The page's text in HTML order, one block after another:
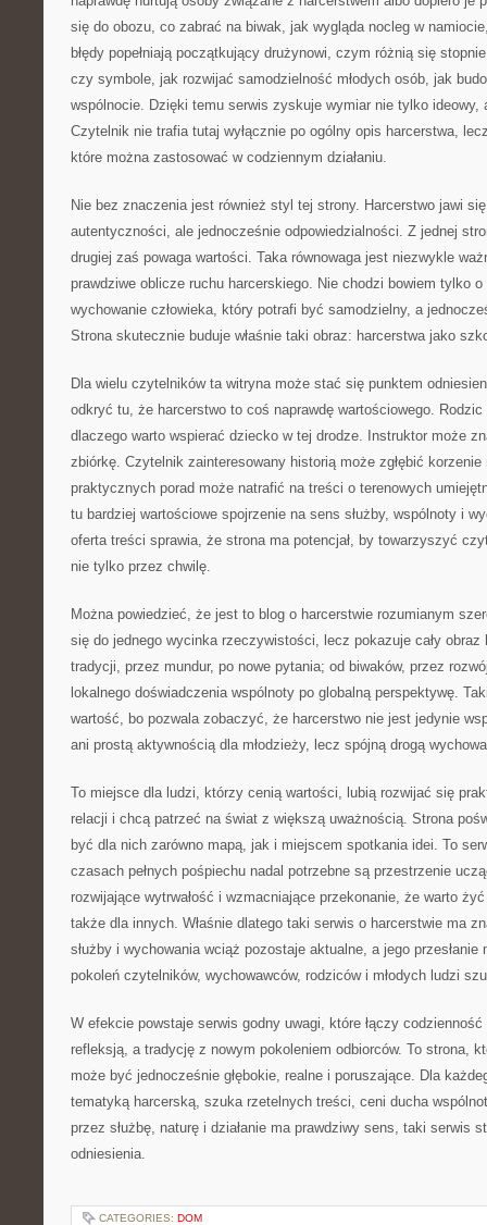
się do obozu, co zabrać na biwak, jak wygląda nocleg w
błędy popełniają początkujący drużynowi, czym różnią się
czy symbole, jak rozwijać samodzielność młodych osób, jak
wspólnocie. Dzięki temu serwis zyskuje wymiar nie tylko ideowy,
Czytelnik nie trafia tutaj wyłącznie po ogólny opis harcerstwa,
które można zastosować w codziennym działaniu.
Nie bez znaczenia jest również styl tej strony. Harcerstwo jawi
autentyczności, ale jednocześnie odpowiedzialności. Z jednej
drugiej zaś powaga wartości. Taka równowaga jest niezwykle
prawdziwe oblicze ruchu harcerskiego. Nie chodzi bowiem tylko
wychowanie człowieka, który potrafi być samodzielny, a
Strona skutecznie buduje właśnie taki obraz: harcerstwa jako
Dla wielu czytelników ta witryna może stać się punktem
odkryć tu, że harcerstwo to coś naprawdę wartościowego.
dlaczego warto wspierać dziecko w tej drodze. Instruktor może
zbiórkę. Czytelnik zainteresowany historią może zgłębić
praktycznych porad może natrafić na treści o terenowych
tu bardziej wartościowe spojrzenie na sens służby, wspólnoty i
oferta treści sprawia, że strona ma potencjał, by towarzyszyć
nie tylko przez chwilę.
Można powiedzieć, że jest to blog o harcerstwie rozumianym
się do jednego wycinka rzeczywistości, lecz pokazuje cały
tradycji, przez mundur, po nowe pytania; od biwaków, przez
lokalnego doświadczenia wspólnoty po globalną perspektywę.
wartość, bo pozwala zobaczyć, że harcerstwo nie jest jedynie
ani prostą aktywnością dla młodzieży, lecz spójną drogą
To miejsce dla ludzi, którzy cenią wartości, lubią rozwijać się
relacji i chcą patrzeć na świat z większą uważnością. Strona
być dla nich zarówno mapą, jak i miejscem spotkania idei. To
czasach pełnych pośpiechu nadal potrzebne są przestrzenie
rozwijające wytrwałość i wzmacniające przekonanie, że warto
także dla innych. Właśnie dlatego taki serwis o harcerstwie ma
służby i wychowania wciąż pozostaje aktualne, a jego
pokoleń czytelników, wychowawców, rodziców i młodych ludzi
W efekcie powstaje serwis godny uwagi, które łączy codzienność
refleksją, a tradycję z nowym pokoleniem odbiorców. To strona,
może być jednocześnie głębokie, realne i poruszające. Dla
tematyką harcerską, szuka rzetelnych treści, ceni ducha
przez służbę, naturę i działanie ma prawdziwy sens, taki serwis
odniesienia.
CATEGORIES: DOM